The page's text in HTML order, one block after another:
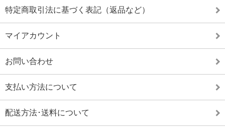
特定商取引法に基づく表記（返品など）
マイアカウント
お問い合わせ
支払い方法について
配送方法･送料について